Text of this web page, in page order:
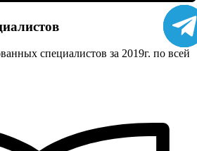
специалистов за 2019г. по всей